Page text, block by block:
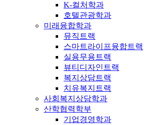
K-컬처학과
호텔관광학과
미래융합학과
뮤직트랙
스마트라이프융합트랙
실용무용트랙
뷰티디자인트랙
복지상담트랙
치유복지트랙
사회복지상담학과
산학협력학부
기업경영학과